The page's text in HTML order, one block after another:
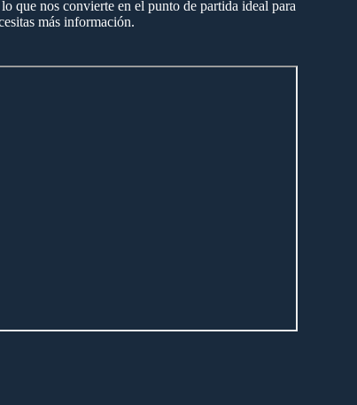
que nos convierte en el punto de partida ideal para
más información.